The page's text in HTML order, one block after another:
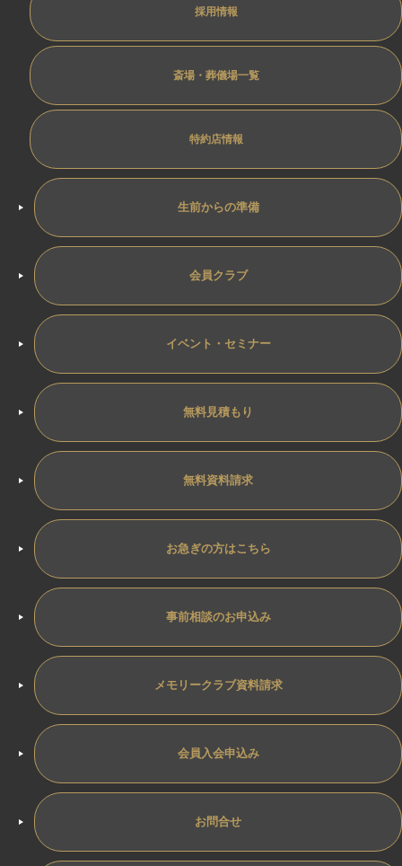
採用情報
斎場・葬儀場一覧
特約店情報
生前からの準備
会員クラブ
イベント・セミナー
無料見積もり
無料資料請求
お急ぎの方はこちら
事前相談のお申込み
メモリークラブ資料請求
会員入会申込み
お問合せ